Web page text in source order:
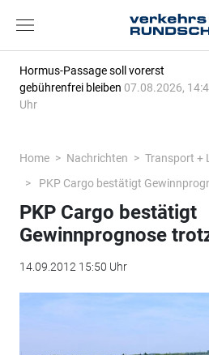
Hormus-Passage soll vorerst
gebührenfrei bleiben 07.08.2026,
Uhr
Home Nachrichten
Transport +
PKP Cargo bestätigt
PKP Cargo bestätigt
Gewinnprognose
14.09.2012 15:50 Uhr